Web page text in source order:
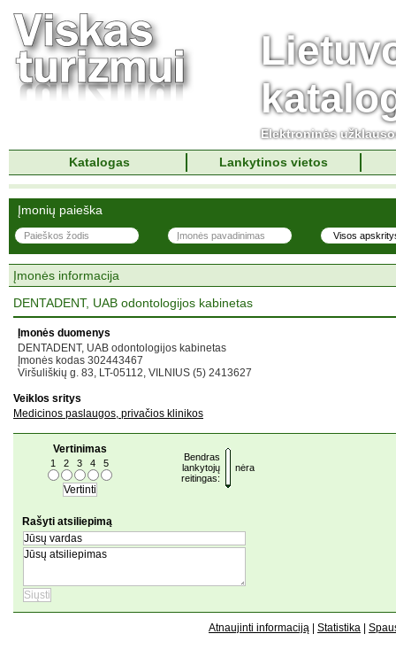
Elektroninės
Katalogas
Lankytinos vietos
Įmonių paieška
Įmonės informacija
DENTADENT, UAB odontologijos kabinetas
Įmonės duomenys
DENTADENT, UAB odontologijos kabinetas
Įmonės kodas 302443467
Viršuliškių g. 83, LT-05112, VILNIUS (5) 2413627
Veiklos sritys
Medicinos paslaugos, privačios klinikos
Vertinimas
1 2 3 4 5
Bendras
lankytojų
reitingas:
nėra
Rašyti atsiliepimą
Atnaujinti informaciją Statistika